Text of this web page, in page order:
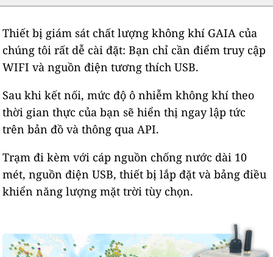
Thiết bị giám sát chất lượng không khí GAIA của
chúng tôi rất dễ cài đặt: Bạn chỉ cần điểm truy cập
WIFI và nguồn điện tương thích USB.
Sau khi kết nối, mức độ ô nhiễm không khí theo
thời gian thực của bạn sẽ hiển thị ngay lập tức
trên bản đồ và thông qua API.
Trạm đi kèm với cáp nguồn chống nước dài 10
mét, nguồn điện USB, thiết bị lắp đặt và bảng điều
khiển năng lượng mặt trời tùy chọn.